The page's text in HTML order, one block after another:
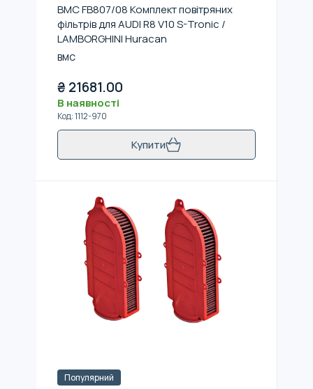
BMC FB807/08 Комплект повітряних
фільтрів для AUDI R8 V10 S-Tronic /
LAMBORGHINI Huracan
BMC
₴ 21681.00
В наявності
Код:1112-970
Купити
Популярний